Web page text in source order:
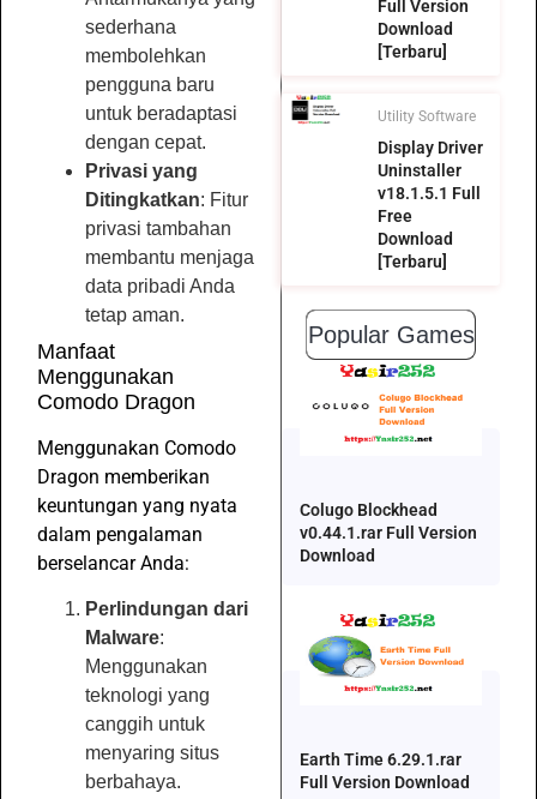
sederhana
membolehkan
pengguna baru
untuk beradaptasi
dengan cepat.
Privasi yang
Ditingkatkan: Fitur
privasi tambahan
membantu menjaga
data pribadi Anda
tetap aman.
Manfaat
Menggunakan
Comodo Dragon
Menggunakan Comodo
Dragon memberikan
keuntungan yang nyata
dalam pengalaman
berselancar Anda:
Perlindungan dari
Malware:
Menggunakan
teknologi yang
canggih untuk
menyaring situs
berbahaya.
Full Version
Download
[Terbaru]
Utility Software
Display Driver
Uninstaller
v18.1.5.1 Full
Free
Download
[Terbaru]
Popular Games
Colugo Blockhead
v0.44.1.rar Full Version
Download
Earth Time 6.29.1.rar
Full Version Download